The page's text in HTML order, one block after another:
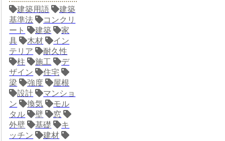
建築用語
建築
基準法
コンクリ
ート
建築
家
具
木材
イン
テリア
耐久性
柱
施工
デ
ザイン
住宅
梁
強度
屋根
設計
マンショ
ン
換気
モル
タル
壁
窓
外壁
基礎
キ
ッチン
建材